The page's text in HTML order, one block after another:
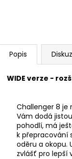
Popis
WIDE verze -
Challenger 8 je
Vám dodá
pohodlí, má
k přepracování
oděru a okopu.
zvlášť pro lepší